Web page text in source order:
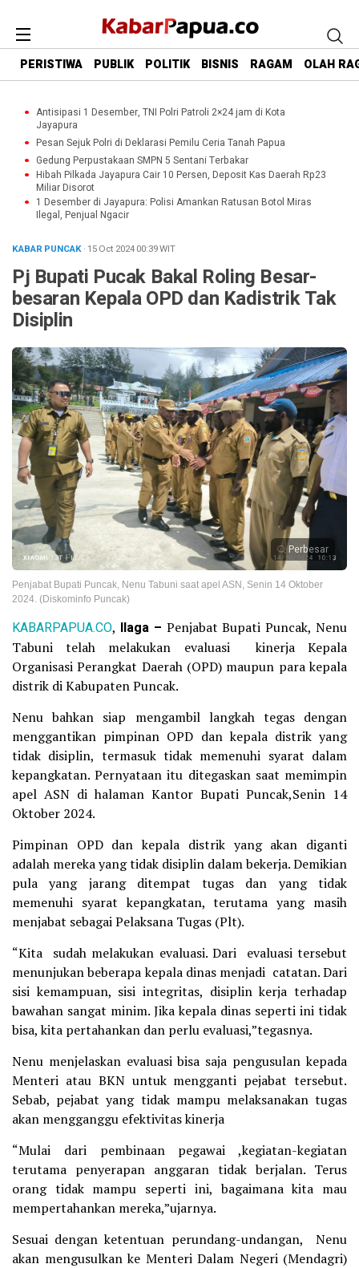
PERISTIWA PUBLIK POLITIK BISNIS RAGAM OLAH
Antisipasi 1 Desember, TNI Polri Patroli 2×24 jam di Kota
Jayapura
Pesan Sejuk Polri di Deklarasi Pemilu Ceria Tanah Papua
Gedung Perpustakaan SMPN 5 Sentani Terbakar
Hibah Pilkada Jayapura Cair 10 Persen, Deposit Kas Daerah Rp23
Miliar Disorot
1 Desember di Jayapura: Polisi Amankan Ratusan Botol Miras
Ilegal, Penjual Ngacir
KABAR PUNCAK· 15 Oct 202400:39WIT
Pj Bupati Pucak Bakal Roling Besar-
besaran Kepala OPD dan Kadistrik Tak
Disiplin
Perbesar
Penjabat Bupati Puncak, Nenu Tabuni saat apel ASN, Senin 14 Oktober
2024. (Diskominfo Puncak)
KABARPAPUA.CO, Ilaga – Penjabat Bupati Puncak, Nenu
Tabuni telah melakukan evaluasi kinerja Kepala
Organisasi Perangkat Daerah (OPD) maupun para kepala
distrik di Kabupaten Puncak.
Nenu bahkan siap mengambil langkah tegas dengan
menggantikan pimpinan OPD dan kepala distrik yang
tidak disiplin, termasuk tidak memenuhi syarat dalam
kepangkatan. Pernyataan itu ditegaskan saat memimpin
apel ASN di halaman Kantor Bupati Puncak,Senin 14
Oktober 2024.
Pimpinan OPD dan kepala distrik yang akan diganti
adalah mereka yang tidak disiplin dalam bekerja. Demikian
pula yang jarang ditempat tugas dan yang tidak
memenuhi syarat kepangkatan, terutama yang masih
menjabat sebagai Pelaksana Tugas (Plt).
“Kita sudah melakukan evaluasi. Dari evaluasi tersebut
menunjukan beberapa kepala dinas menjadi catatan. Dari
sisi kemampuan, sisi integritas, disiplin kerja terhadap
bawahan sangat minim. Jika kepala dinas seperti ini tidak
bisa, kita pertahankan dan perlu evaluasi,”tegasnya.
Nenu menjelaskan evaluasi bisa saja pengusulan kepada
Menteri atau BKN untuk mengganti pejabat tersebut.
Sebab, pejabat yang tidak mampu melaksanakan tugas
akan mengganggu efektivitas kinerja
“Mulai dari pembinaan pegawai ,kegiatan-kegiatan
terutama penyerapan anggaran tidak berjalan. Terus
orang tidak mampu seperti ini, bagaimana kita mau
mempertahankan mereka,”ujarnya.
Sesuai dengan ketentuan perundang-undangan, Nenu
akan mengusulkan ke Menteri Dalam Negeri (Mendagri)